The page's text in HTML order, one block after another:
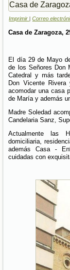
Casa de
Imprimir |Correo
Casa de Zaragoza,
El día 29 de Mayo
de los Señores Don
Catedral y más
Don Vicente
acomodar una casa
de María y además
Madre Soledad
Candelaria Sanz,
Actualmente las
domiciliaria,
además Casa -
cuidadas con